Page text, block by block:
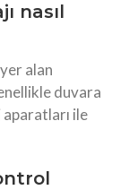
nasıl
alan
duvara
ile